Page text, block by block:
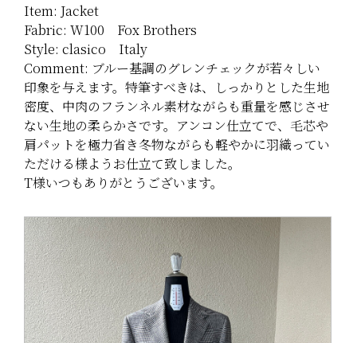
Item: Jacket
Fabric: W100 Fox Brothers
Style: clasico Italy
Comment: ブルー基調のグレンチェックが若々しい
印象を与えます。特筆すべきは、しっかりとした生地
密度、中肉のフランネル素材ながらも重量を感じさせ
ない生地の柔らかさです。アンコン仕立てで、毛芯や
肩パットを極力省き冬物ながらも軽やかに羽織ってい
ただける様ようお仕立て致しました。
T様いつもありがとうございます。